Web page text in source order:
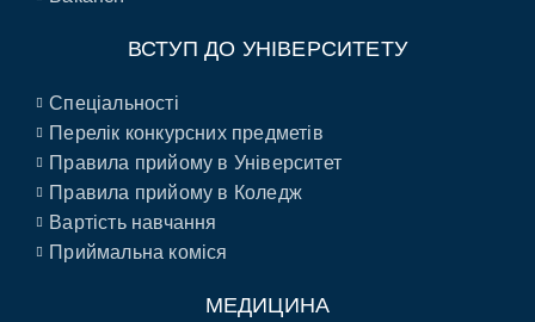
ВСТУП ДО УНІВЕРСИТЕТУ
Спеціальності
Перелік конкурсних предметів
Правила прийому в Університет
Правила прийому в Коледж
Вартість навчання
Приймальна коміся
МЕДИЦИНА